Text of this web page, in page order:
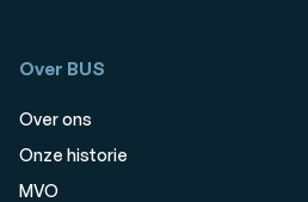
Over BUS
Over ons
Onze historie
MVO